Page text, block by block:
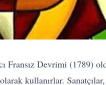
Fransız Devrimi (1789)
kullanırlar.